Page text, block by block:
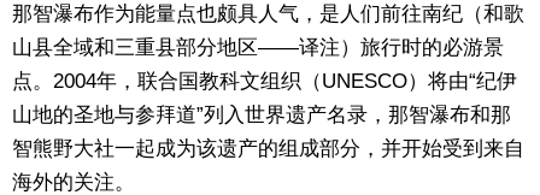
那智瀑布作为能量点也颇具人气，是人们前往南纪（和歌
山县全域和三重县部分地区——译注）旅行时的必游景
点。2004年，联合国教科文组织（UNESCO）将由“纪伊
山地的圣地与参拜道”列入世界遗产名录，那智瀑布和那
智熊野大社一起成为该遗产的组成部分，并开始受到来自
海外的关注。